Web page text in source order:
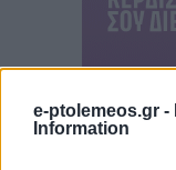
e-ptolemeos.gr -
Information